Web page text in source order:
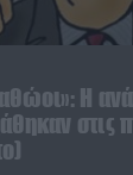
Η
στις